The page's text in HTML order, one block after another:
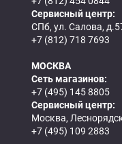
Сервисный центр:
СПб, ул. Салова,
+7 (812) 718 7693
МОСКВА
Сеть магазинов:
+7 (495) 145 8805
Сервисный центр:
Москва,
+7 (495) 109 2883